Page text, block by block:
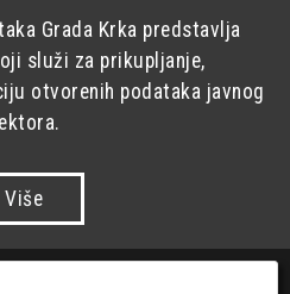
Grada Krka predstavlja
služi za prikupljanje,
otvorenih podataka javnog
Više